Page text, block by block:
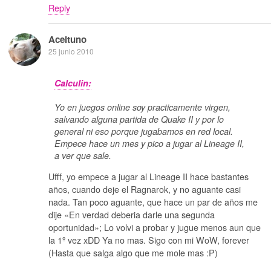
Reply
Aceituno
25 junio 2010
Calculin:
Yo en juegos online soy practicamente virgen,
salvando alguna partida de Quake II y por lo
general ni eso porque jugabamos en red local.
Empece hace un mes y pico a jugar al Lineage II,
a ver que sale.
Ufff, yo empece a jugar al Lineage II hace bastantes
años, cuando deje el Ragnarok, y no aguante casi
nada. Tan poco aguante, que hace un par de años me
dije «En verdad deberia darle una segunda
oportunidad»; Lo volvi a probar y jugue menos aun que
la 1º vez xDD Ya no mas. Sigo con mi WoW, forever
(Hasta que salga algo que me mole mas :P)